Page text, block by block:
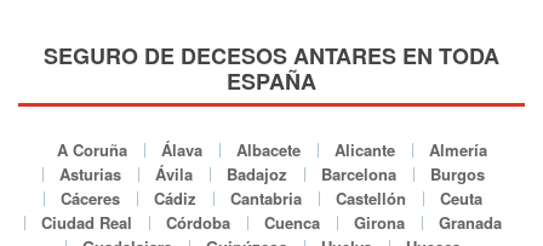
SEGURO DE DECESOS ANTARES EN TODA
ESPAÑA
A Coruña Álava Albacete Alicante
Almería
Asturias
Ávila Badajoz Barcelona
Burgos
Cáceres
Cádiz Cantabria Castellón
Ceuta
Ciudad Real
Córdoba Cuenca Girona
Granada